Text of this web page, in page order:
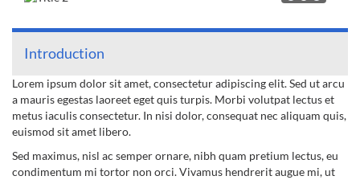
Introduction
Lorem ipsum dolor sit amet, consectetur adipiscing elit. Sed ut arcu
a mauris egestas laoreet eget quis turpis. Morbi volutpat lectus et
metus iaculis consectetur. In nisi dolor, consequat nec aliquam quis,
euismod sit amet libero.
Sed maximus, nisl ac semper ornare, nibh quam pretium lectus, eu
condimentum mi tortor non orci. Vivamus hendrerit augue mi, ut